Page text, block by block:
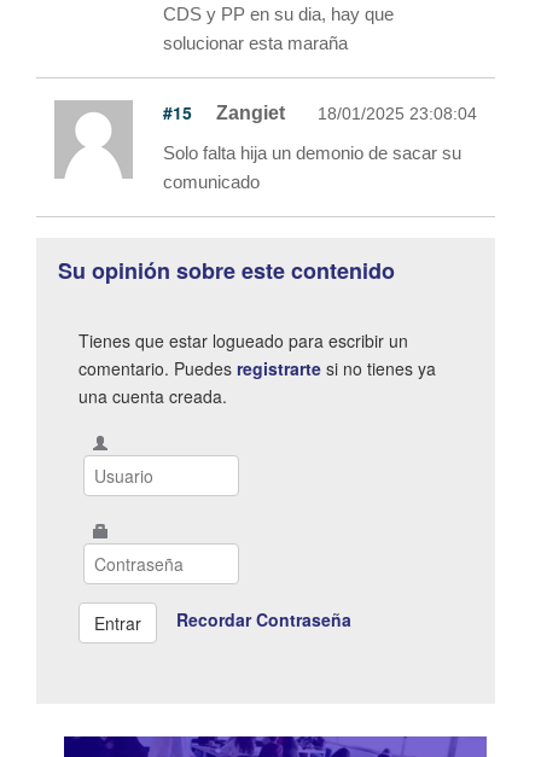
CDS y PP en su dia, hay que
solucionar esta maraña
#15 Zangiet 18/01/2025 23:08:04
Solo falta hija un demonio de sacar su
comunicado
Su opinión sobre este contenido
Tienes que estar logueado para escribir un
comentario. Puedes registrarte si no tienes ya
una cuenta creada.
Recordar Contraseña